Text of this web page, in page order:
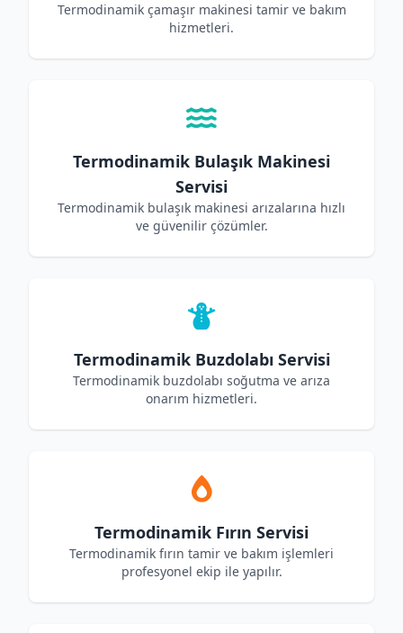
Termodinamik çamaşır makinesi tamir ve bakım
hizmetleri.
Termodinamik Bulaşık Makinesi
Servisi
Termodinamik bulaşık makinesi arızalarına hızlı
ve güvenilir çözümler.
Termodinamik Buzdolabı Servisi
Termodinamik buzdolabı soğutma ve arıza
onarım hizmetleri.
Termodinamik Fırın Servisi
Termodinamik fırın tamir ve bakım işlemleri
profesyonel ekip ile yapılır.